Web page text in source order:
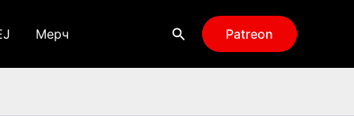
Мерч Поиск Patreon